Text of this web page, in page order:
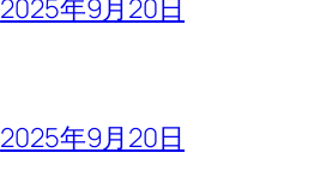
2025年9月20日
2025年9月20日